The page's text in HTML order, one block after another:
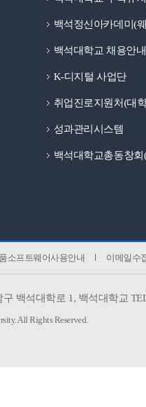
백석정신아카데미(
백석대학교 채용안내
K-디지털 사업단
취업진로지원처(대
성과관리시스템
백석대학교총동창회
소프트웨어사용안내 이메일수
백석대학로 1, 백석대학교
All Rights Reserved.